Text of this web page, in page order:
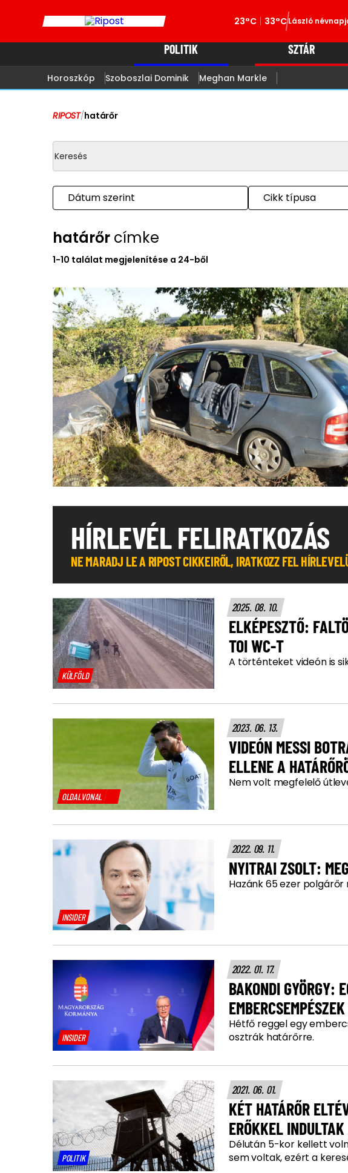
23°C 33°CLászló
POLITIK SZTÁR
Horoszkóp Szoboszlai Dominik Meghan Markle
RIPOST/határőr
Dátum szerint Cikk típusa
határőr címke
1-10 találat megjelenítése a 24-ből
HÍRLEVÉL FELIRATKOZÁS
NE MARADJ LE A RIPOST CIKKEIRŐL, IRATKOZZ FEL
KÜLFÖLD
2025. 08. 10.
ELKÉPESZTŐ:
TOI WC-T
A történteket videón is
OLDALVONAL
2023. 06. 13.
VIDEÓN MESSI
ELLENE A
Nem volt megfelelő
INSIDER
2022. 09. 11.
NYITRAI ZSOLT:
Hazánk 65 ezer
INSIDER
2022. 01. 17.
BAKONDI GYÖRGY:
EMBERCSEMPÉSZEK
Hétfő reggel egy
osztrák határőrre.
POLITIK
2021. 06. 01.
KÉT HATÁRŐR
ERŐKKEL
Délután 5-kor kellett
sem voltak, ezért a